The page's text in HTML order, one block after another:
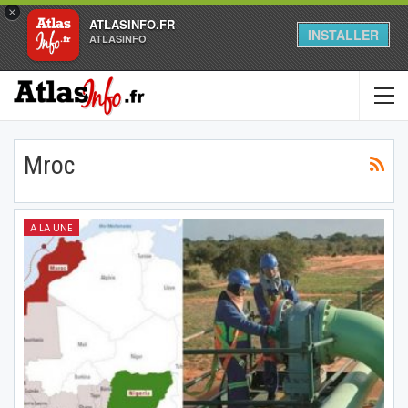
×
ATLASINFO.FR
ATLASINFO INSTALLER
Mroc
A LA UNE